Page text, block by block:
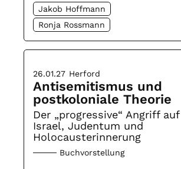
Jakob Hoffmann
Ronja Rossmann
26.01.27 Herford
Antisemitismus und
postkoloniale Theorie
Der „progressive“ Angriff auf
Israel, Judentum und
Holocausterinnerung
Buchvorstellung